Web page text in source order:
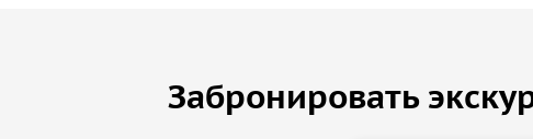
Забронировать